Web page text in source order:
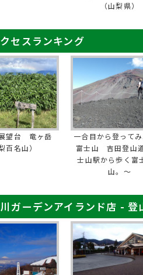
（山梨県）
セスランキング
望台 竜ヶ岳
百名山）
一合目から登ってみ
富士山 吉田登山
士山駅から歩く富
山。～
ガーデンアイランド店 - 登